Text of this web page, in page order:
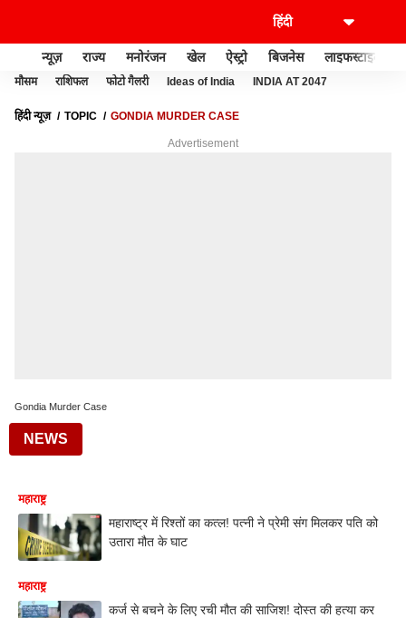
न्यूज़ राज्य मनोरंजन खेल ऐस्ट्रो बिजनेस लाइफस्टाइल
मौसम राशिफल फोटो गैलरी Ideas of India INDIA AT 2047
हिंदी न्यूज़ TOPIC GONDIA MURDER CASE
Advertisement
Gondia Murder Case
NEWS
महाराष्ट्र
महाराष्ट्र में रिश्तों का कत्ल! पत्नी ने प्रेमी संग मिलकर पति को
उतारा मौत के घाट
महाराष्ट्र
कर्ज से बचने के लिए रची मौत की साजिश! दोस्त की हत्या कर